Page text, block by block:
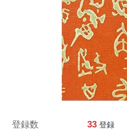
登録数 33 登録